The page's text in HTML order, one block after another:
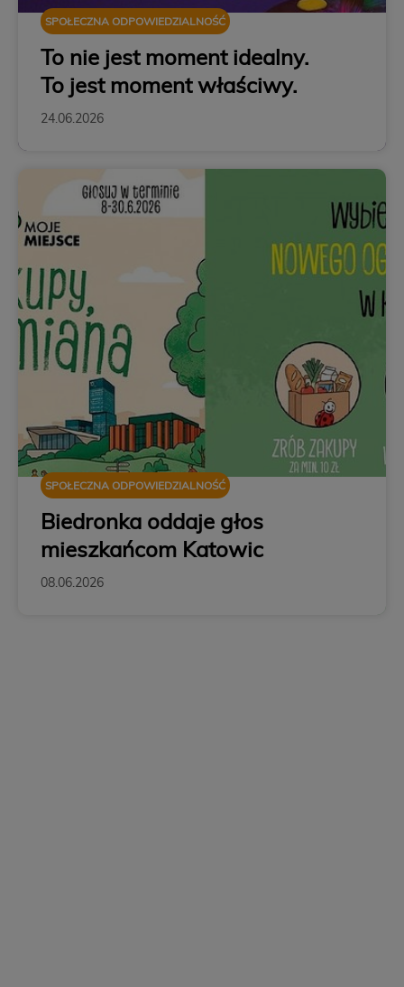
SPOŁECZNA ODPOWIEDZIALNOŚĆ
To nie jest moment idealny.
To jest moment właściwy.
24.06.2026
SPOŁECZNA ODPOWIEDZIALNOŚĆ
Biedronka oddaje głos
mieszkańcom Katowic
08.06.2026